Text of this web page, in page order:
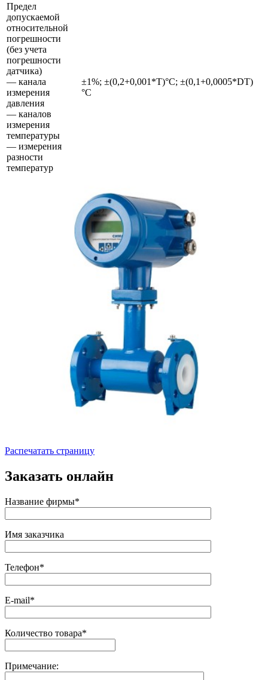
Предел
допускаемой
относительной
погрешности
(без учета
погрешности
датчика)
— канала
измерения
давления
— каналов
измерения
температуры
— измерения
разности
температур
±1%; ±(0,2+0,001*Т)°С; ±(0,1+0,0005*DТ)
°С
Распечатать страницу
Заказать онлайн
Название фирмы*
Имя заказчика
Телефон*
E-mail*
Количество товара*
Примечание: